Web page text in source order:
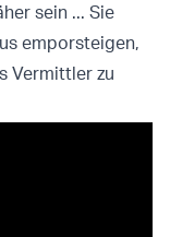
sein ... Sie
emporsteigen,
Vermittler zu